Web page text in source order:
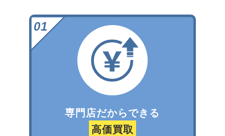
専門店だからできる
高価買取